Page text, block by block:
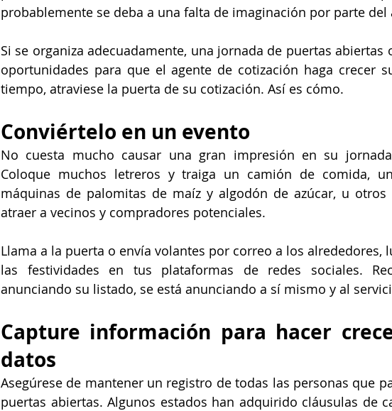
probablemente se deba a una falta de imaginación por parte del
Si se organiza adecuadamente, una jornada de puertas abiertas
oportunidades para que el agente de cotización haga crecer
tiempo, atraviese la puerta de su cotización. Así es cómo.
Conviértelo en un evento
No cuesta mucho causar una gran impresión en su
Coloque muchos letreros y traiga un camión de comida,
máquinas de palomitas de maíz y algodón de azúcar, u otros
atraer a vecinos y compradores potenciales.
Llama a la puerta o envía volantes por correo a los alrededores,
las festividades en tus plataformas de redes sociales.
anunciando su listado, se está anunciando a sí mismo y al
Capture información para hacer
datos
Asegúrese de mantener un registro de todas las personas que
puertas abiertas. Algunos estados han adquirido cláusulas de